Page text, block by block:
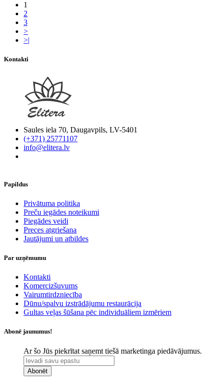
1
2
3
>
>|
Kontakti
Saules iela 70, Daugavpils, LV-5401
(+371) 25771107
info@elitera.lv
Papildus
​Privātuma politika
Preču iegādes noteikumi
Piegādes veidi
Preces atgriešana
Jautājumi un atbildes
Par uzņēmumu
Kontakti
Komercizšuvums
Vairumtirdzniecība
Dūnu/spalvu izstrādājumu restaurācija
Gultas veļas šūšana pēc individuāliem izmēriem
Abonē jaunumus!
Ar šo Jūs piekrītat saņemt tiešā marketinga piedāvājumus.
Abonēt